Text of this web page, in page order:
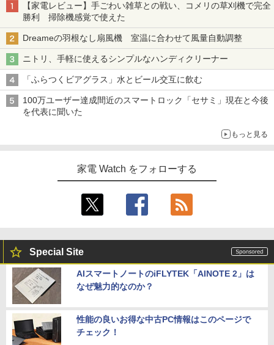
【家電レビュー】手ごわい雑草との戦い、コメリの草刈機で完全
勝利 掃除機感覚で使えた
Dreameの羽根なし扇風機 室温に合わせて風量自動調整
ニトリ、手軽に使えるシンプルなハンディクリーナー
「ふらつくビアグラス」水とビール交互に飲む
100万ユーザー達成間近のスマートロック「セサミ」現在と今後
を代表に聞いた
もっと見る
家電 Watch をフォローする
Special Site
AIスマートノートのiFLYTEK「AINOTE 2」は
なぜ魅力的なのか？
性能の良いお得な中古PC情報はこのページで
チェック！